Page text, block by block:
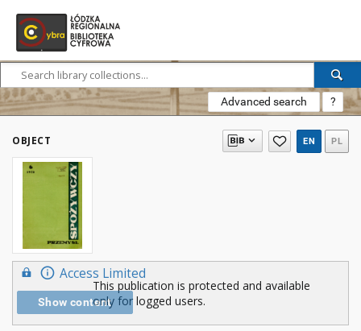
Advanced search ?
OBJECT EN PL
Access Limited
Show content
This publication is protected and available
only for logged users.